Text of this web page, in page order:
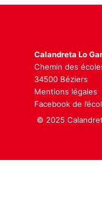
Calandreta Lo
Chemin des
34500 Béziers
Mentions légales
Facebook de
© 2025